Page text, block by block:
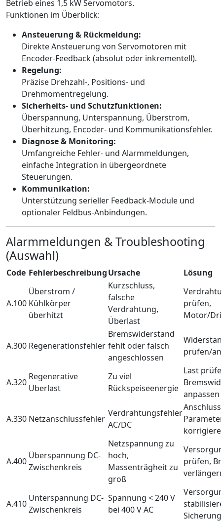
Betrieb eines 1,5 kW Servomotors.
Funktionen im Überblick:
Ansteuerung & Rückmeldung:
Direkte Ansteuerung von Servomotoren mit
Encoder-Feedback (absolut oder inkrementell).
Regelung:
Präzise Drehzahl-, Positions- und
Drehmomentregelung.
Sicherheits- und Schutzfunktionen:
Überspannung, Unterspannung, Überstrom,
Überhitzung, Encoder- und Kommunikationsfehler.
Diagnose & Monitoring:
Umfangreiche Fehler- und Alarmmeldungen,
einfache Integration in übergeordnete
Steuerungen.
Kommunikation:
Unterstützung serieller Feedback-Module und
optionaler Feldbus-Anbindungen.
Alarmmeldungen & Troubleshooting
(Auswahl)
Code FehlerbeschreibungUrsache Lösung
A.100
Überstrom /
Kühlkörper
überhitzt
Kurzschluss,
falsche
Verdrahtung,
Überlast
prüfen,
Motor/
A.300 Regenerationsfehler
Bremswiderstand
fehlt oder falsch
angeschlossen
prüfen/
A.320
Regenerative
Überlast
Zu viel
Rückspeiseenergie
Last
anpassen
A.330 Netzanschlussfehler
Verdrahtungsfehler
AC/DC
A.400
Überspannung DC-
Zwischenkreis
Netzspannung zu
hoch,
Massenträgheit zu
groß
prüfen,
A.410
Unterspannung DC-
Zwischenkreis
Spannung < 240 V
bei 400 V AC